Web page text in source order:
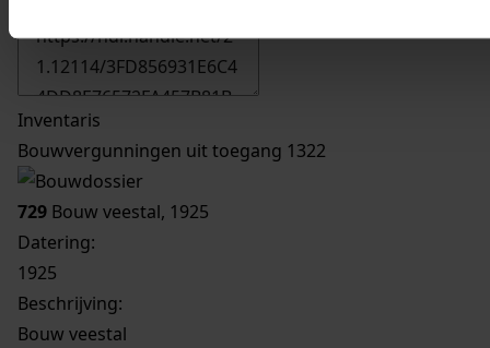
Inventaris
Bouwvergunningen uit toegang 1322
729 Bouw veestal, 1925
Datering:
1925
Beschrijving:
Bouw veestal